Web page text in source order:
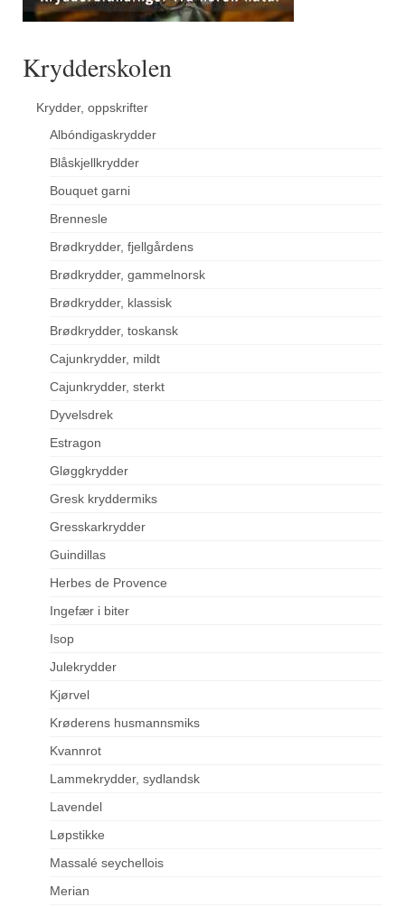
Krydderskolen
Krydder, oppskrifter
Albóndigaskrydder
Blåskjellkrydder
Bouquet garni
Brennesle
Brødkrydder, fjellgårdens
Brødkrydder, gammelnorsk
Brødkrydder, klassisk
Brødkrydder, toskansk
Cajunkrydder, mildt
Cajunkrydder, sterkt
Dyvelsdrek
Estragon
Gløggkrydder
Gresk kryddermiks
Gresskarkrydder
Guindillas
Herbes de Provence
Ingefær i biter
Isop
Julekrydder
Kjørvel
Krøderens husmannsmiks
Kvannrot
Lammekrydder, sydlandsk
Lavendel
Løpstikke
Massalé seychellois
Merian